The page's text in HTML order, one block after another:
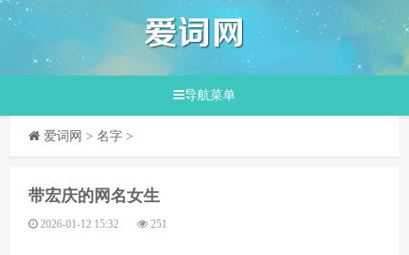
导航菜单
爱词网 >名字 >
​带宏庆的网名女生
2026-01-12 15:32 251